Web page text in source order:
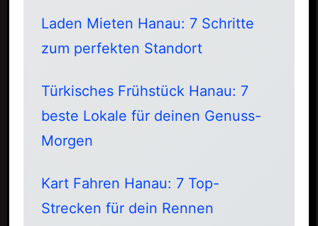
Laden Mieten Hanau: 7 Schritte
zum perfekten Standort
Türkisches Frühstück Hanau: 7
beste Lokale für deinen Genuss-
Morgen
Kart Fahren Hanau: 7 Top-
Strecken für dein Rennen